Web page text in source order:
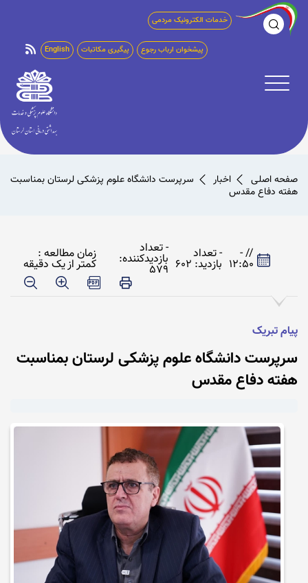
خدمات الکترونیک مردمی
English پیگیری مکاتبات پیشخوان ارباب رجوع
صفحه اصلی اخبار
سرپرست دانشگاه علوم پزشکی لرستان بمناسبت
هفته دفاع مقدس
// -
12:50
- تعداد
بازدید: 602
- تعداد
بازدیدکننده:
579
زمان مطالعه :
کمتر از یک دقیقه
پیام تبریک
سرپرست دانشگاه علوم پزشکی لرستان بمناسبت
هفته دفاع مقدس